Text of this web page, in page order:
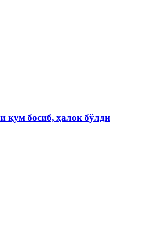
қум босиб, ҳалок бўлди